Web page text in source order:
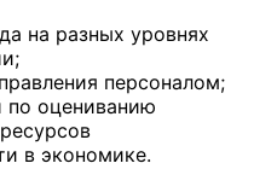
на разных уровнях
персоналом;
по оцениванию
в экономике.